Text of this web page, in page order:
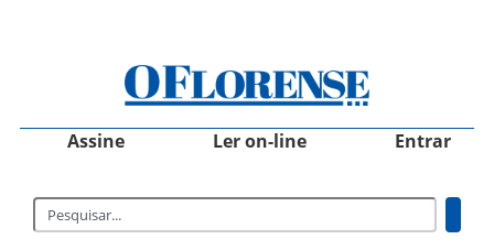
Assine Ler on-line Entrar